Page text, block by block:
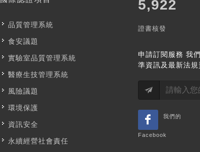
品質管理系統
食安議題
實驗室品質管理系統
醫療生技管理系統
風險議題
環境保護
資訊安全
永續經營社會責任
12,862
證書核發
申請訂閱服務 我
準資訊及最新法規
我們的
Facebook